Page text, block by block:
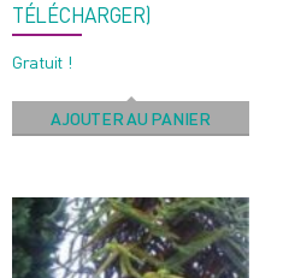
TÉLÉCHARGER)
Gratuit !
AJOUTER AU PANIER